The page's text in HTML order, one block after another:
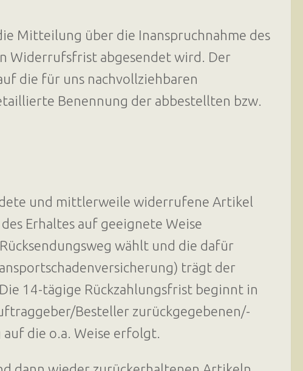
Mitteilung über die Inanspruchnahme des
Widerrufsfrist abgesendet wird. Der
die für uns nachvollziehbaren
Benennung der abbestellten bzw.
und mittlerweile widerrufene Artikel
Erhaltes auf geeignete Weise
wählt und die dafür
trägt der
14-tägige Rückzahlungsfrist beginnt in
Besteller zurückgegebenen/-
die o.a. Weise erfolgt.